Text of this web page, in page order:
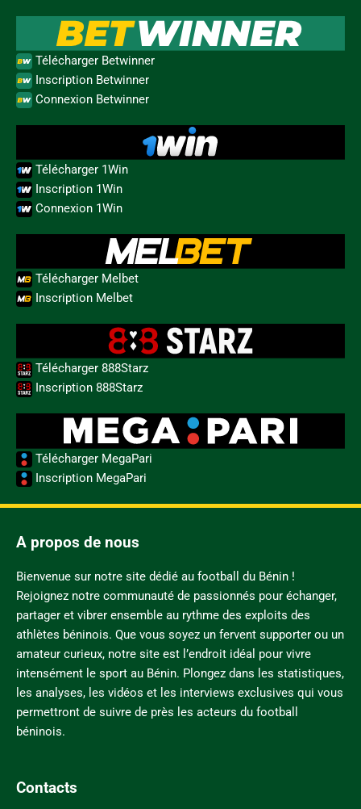
Télécharger Betwinner
Inscription Betwinner
Connexion Betwinner
Télécharger 1Win
Inscription 1Win
Connexion 1Win
Télécharger Melbet
Inscription Melbet
Télécharger 888Starz
Inscription 888Starz
Télécharger MegaPari
Inscription MegaPari
A propos de nous
Bienvenue sur notre site dédié au football du Bénin !
Rejoignez notre communauté de passionnés pour échanger,
partager et vibrer ensemble au rythme des exploits des
athlètes béninois. Que vous soyez un fervent supporter ou un
amateur curieux, notre site est l’endroit idéal pour vivre
intensément le sport au Bénin. Plongez dans les statistiques,
les analyses, les vidéos et les interviews exclusives qui vous
permettront de suivre de près les acteurs du football
béninois.
Contacts